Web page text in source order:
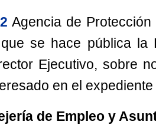
Agencia de
se hace pública la
Ejecutivo, sobre
en el expediente
de Empleo y